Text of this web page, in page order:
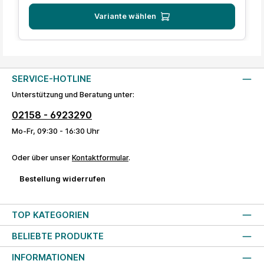
Variante wählen
SERVICE-HOTLINE
Unterstützung und Beratung unter:
02158 - 6923290
Mo-Fr, 09:30 - 16:30 Uhr
Oder über unser Kontaktformular.
Bestellung widerrufen
TOP KATEGORIEN
BELIEBTE PRODUKTE
INFORMATIONEN